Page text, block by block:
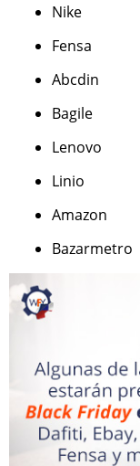
Nike
Fensa
Abcdin
Bagile
Lenovo
Linio
Amazon
Bazarmetro